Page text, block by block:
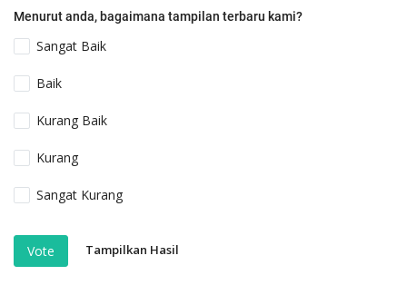
Menurut anda, bagaimana tampilan terbaru kami?
Sangat Baik
Baik
Kurang Baik
Kurang
Sangat Kurang
Vote Tampilkan Hasil